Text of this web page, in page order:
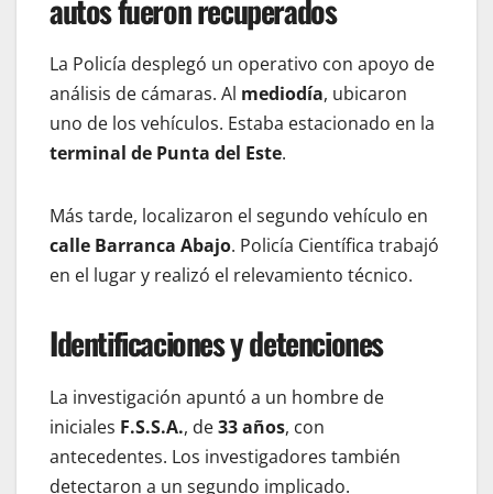
autos fueron recuperados
La Policía desplegó un operativo con apoyo de
análisis de cámaras. Al mediodía, ubicaron
uno de los vehículos. Estaba estacionado en la
terminal de Punta del Este.
Más tarde, localizaron el segundo vehículo en
calle Barranca Abajo. Policía Científica trabajó
en el lugar y realizó el relevamiento técnico.
Identificaciones y detenciones
La investigación apuntó a un hombre de
iniciales F.S.S.A., de33 años, con
antecedentes. Los investigadores también
detectaron a un segundo implicado.